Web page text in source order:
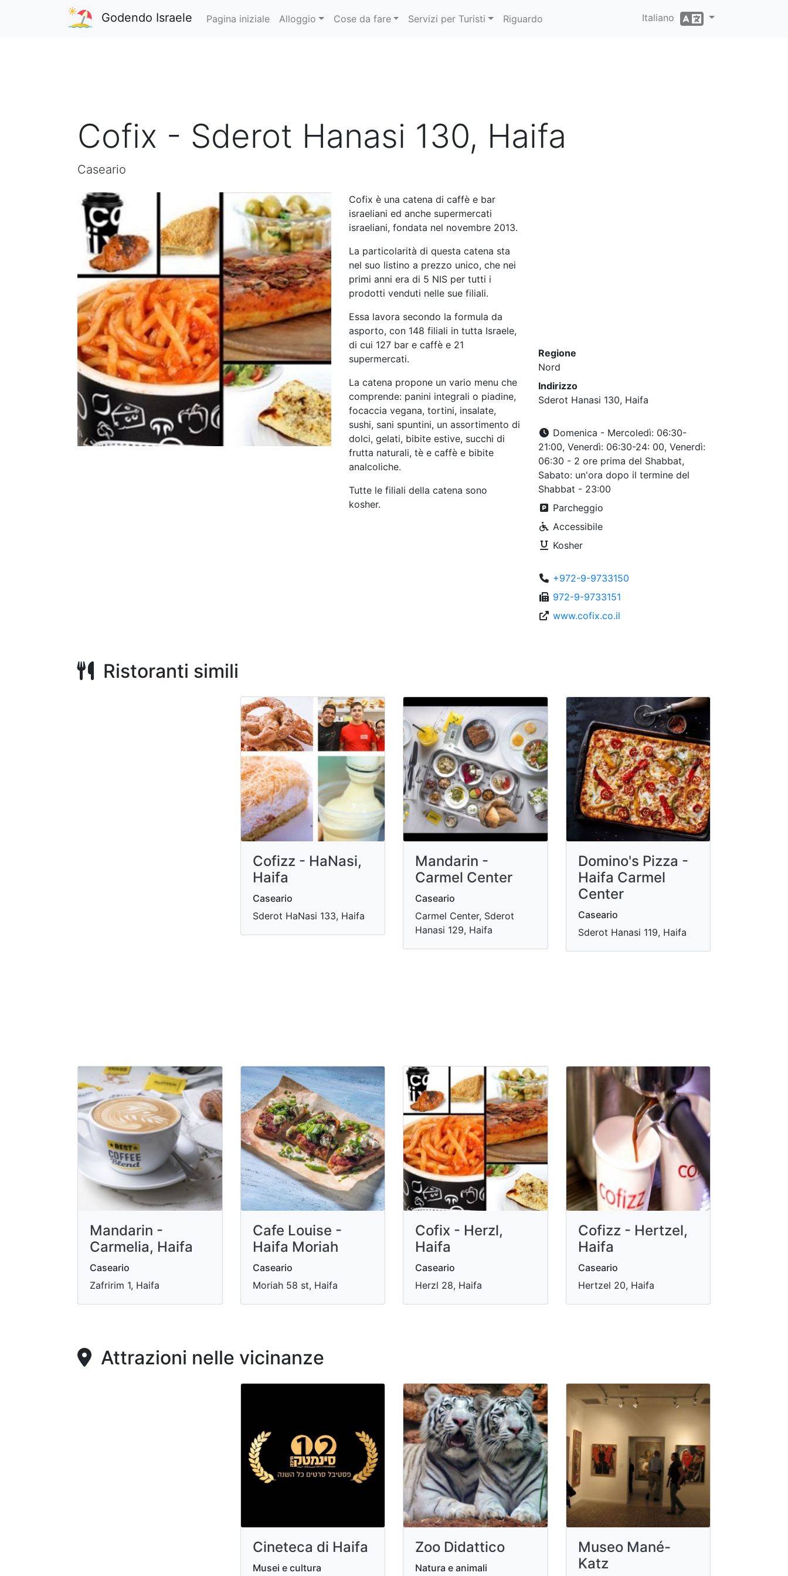
Godendo Israele Pagina iniziale Alloggio Cose da fare Servizi per Turisti Riguardo Italiano
Cofix - Sderot Hanasi 130, Haifa
Caseario
Cofix è una catena di caffè e bar
israeliani ed anche supermercati
israeliani, fondata nel novembre 2013.
La particolarità di questa catena sta
nel suo listino a prezzo unico, che nei
primi anni era di 5 NIS per tutti i
prodotti venduti nelle sue filiali.
Essa lavora secondo la formula da
asporto, con 148 filiali in tutta Israele,
di cui 127 bar e caffè e 21
supermercati.
La catena propone un vario menu che
comprende: panini integrali o piadine,
focaccia vegana, tortini, insalate,
sushi, sani spuntini, un assortimento di
dolci, gelati, bibite estive, succhi di
frutta naturali, tè e caffè e bibite
analcoliche.
Tutte le filiali della catena sono
kosher.
Regione
Nord
Indirizzo
Sderot Hanasi 130, Haifa
Domenica - Mercoledì: 06:30-
21:00, Venerdì: 06:30-24: 00, Venerdì:
06:30 - 2 ore prima del Shabbat,
Sabato: un'ora dopo il termine del
Shabbat - 23:00
Parcheggio
Accessibile
Kosher
+972-9-9733150
972-9-9733151
www.cofix.co.il
Ristoranti simili
Cofizz - HaNasi,
Haifa
Caseario
Sderot HaNasi 133, Haifa
Mandarin -
Carmel Center
Caseario
Carmel Center, Sderot
Hanasi 129, Haifa
Domino's Pizza -
Haifa Carmel
Center
Caseario
Sderot Hanasi 119, Haifa
Mandarin -
Carmelia, Haifa
Caseario
Zafririm 1, Haifa
Cafe Louise -
Haifa Moriah
Caseario
Moriah 58 st, Haifa
Cofix - Herzl,
Haifa
Caseario
Herzl 28, Haifa
Cofizz - Hertzel,
Haifa
Caseario
Hertzel 20, Haifa
Attrazioni nelle vicinanze
Cineteca di Haifa
Musei e cultura
Zoo Didattico
Natura e animali
Museo Mané-
Katz